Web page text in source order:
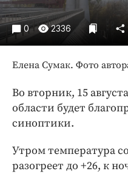
Спорт
Экономика и
ПРОЕКТЫ
Издания
Медиаперсона
Клиника года
0 2336
Елена Сумак. Фото
Во вторник, 15
области будет
синоптики.
Утром температура
разогреет до +26, к